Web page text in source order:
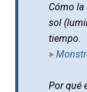
Cómo
sol
tiempo.
Por qué